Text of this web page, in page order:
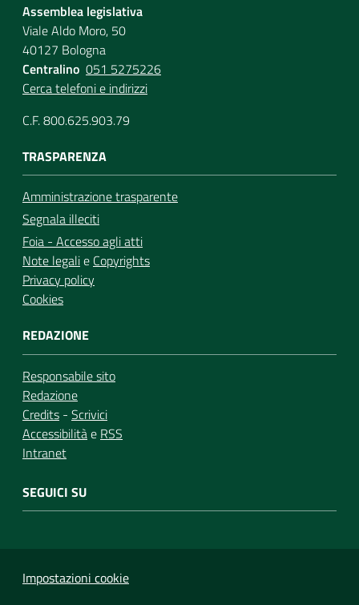
Assemblea legislativa
Viale Aldo Moro, 50
40127 Bologna
Centralino 051 5275226
Cerca telefoni e indirizzi
C.F. 800.625.903.79
TRASPARENZA
Amministrazione trasparente
Segnala illeciti
Foia - Accesso agli atti
Note legalie Copyrights
Privacy policy
Cookies
REDAZIONE
Responsabile sito
Redazione
Credits - Scrivici
Accessibilitàe RSS
Intranet
SEGUICI SU
Impostazioni cookie